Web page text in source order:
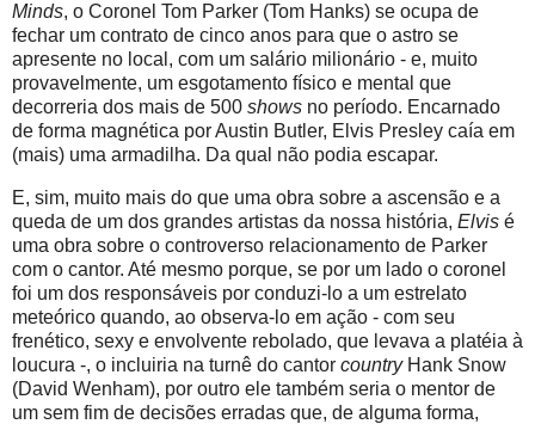
Minds, o Coronel Tom Parker (Tom Hanks) se ocupa de
fechar um contrato de cinco anos para que o astro se
apresente no local, com um salário milionário - e, muito
provavelmente, um esgotamento físico e mental que
decorreria dos mais de 500 shows no período. Encarnado
de forma magnética por Austin Butler, Elvis Presley caía em
(mais) uma armadilha. Da qual não podia escapar.
E, sim, muito mais do que uma obra sobre a ascensão e a
queda de um dos grandes artistas da nossa história, Elvis é
uma obra sobre o controverso relacionamento de Parker
com o cantor. Até mesmo porque, se por um lado o coronel
foi um dos responsáveis por conduzi-lo a um estrelato
meteórico quando, ao observa-lo em ação - com seu
frenético, sexy e envolvente rebolado, que levava a platéia à
loucura -, o incluiria na turnê do cantor countryHank Snow
(David Wenham), por outro ele também seria o mentor de
um sem fim de decisões erradas que, de alguma forma,